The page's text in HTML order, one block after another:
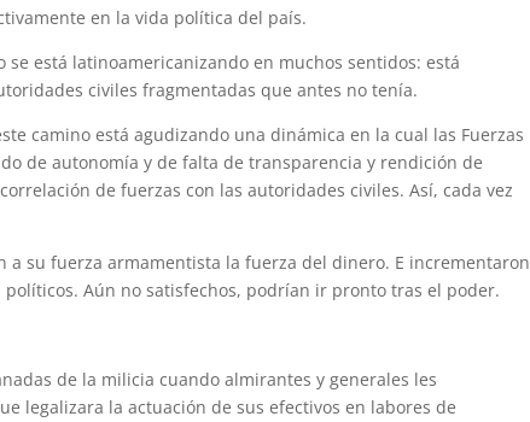
en la vida política del país.
está latinoamericanizando en muchos sentidos: está
civiles fragmentadas que antes no tenía.
camino está agudizando una dinámica en la cual las Fuerzas
de autonomía y de falta de transparencia y rendición de
de fuerzas con las autoridades civiles. Así, cada vez
a su fuerza armamentista la fuerza del dinero. E incrementaron
Aún no satisfechos, podrían ir pronto tras el poder.
de la milicia cuando almirantes y generales les
legalizara la actuación de sus efectivos en labores de